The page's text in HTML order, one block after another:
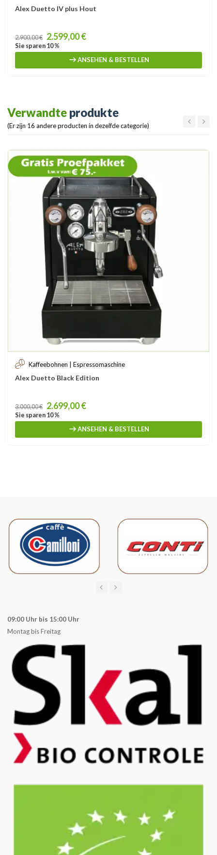
Alex Duetto IV plus Hout
Price
2.900,00 € 2.599,00 €
Sie sparen 10 %
ANSEHEN & BESTELLEN
Verwandte produkte
(Er zijn 16 andere producten in dezelfde categorie)
Kaffeebohnen | Espressomaschine
Alex Duetto Black Edition
Price
3.000,00 € 2.699,00 €
Sie sparen 10 %
ANSEHEN & BESTELLEN
09:00 Uhr bis 15:00 Uhr
Montag bis Freitag